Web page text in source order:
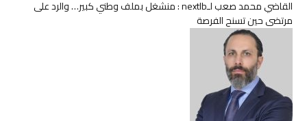
القاضي محمد صعب لـnextlb : منشغل بملف وطني كبير… والرد على
مرتضى حين تسنح الفرصة